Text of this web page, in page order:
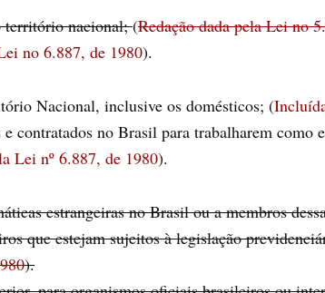
território nacional;(Redação dada pela Lei no
no 6.887, de 1980).
Nacional, inclusive os domésticos; (
contratados no Brasil para trabalharem como
Lei nº 6.887, de 1980).
estrangeiras no Brasil ou a membros
que estejam sujeitos à legislação
).